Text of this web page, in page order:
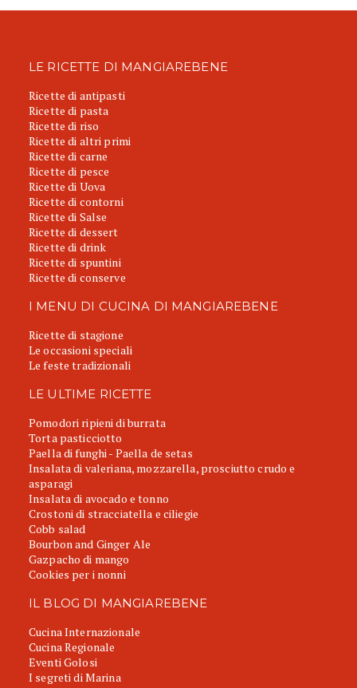
LE RICETTE DI MANGIAREBENE
Ricette di antipasti
Ricette di pasta
Ricette di riso
Ricette di altri primi
Ricette di carne
Ricette di pesce
Ricette di Uova
Ricette di contorni
Ricette di Salse
Ricette di dessert
Ricette di drink
Ricette di spuntini
Ricette di conserve
I MENU DI CUCINA DI MANGIAREBENE
Ricette di stagione
Le occasioni speciali
Le feste tradizionali
LE ULTIME RICETTE
Pomodori ripieni di burrata
Torta pasticciotto
Paella di funghi - Paella de setas
Insalata di valeriana, mozzarella, prosciutto crudo e
asparagi
Insalata di avocado e tonno
Crostoni di stracciatella e ciliegie
Cobb salad
Bourbon and Ginger Ale
Gazpacho di mango
Cookies per i nonni
IL BLOG DI MANGIAREBENE
Cucina Internazionale
Cucina Regionale
Eventi Golosi
I segreti di Marina